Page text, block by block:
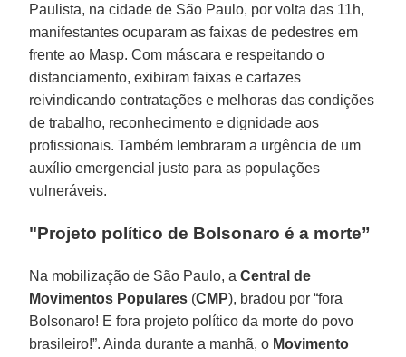
Paulista, na cidade de São Paulo, por volta das 11h,
manifestantes ocuparam as faixas de pedestres em
frente ao Masp. Com máscara e respeitando o
distanciamento, exibiram faixas e cartazes
reivindicando contratações e melhoras das condições
de trabalho, reconhecimento e dignidade aos
profissionais. Também lembraram a urgência de um
auxílio emergencial justo para as populações
vulneráveis.
"Projeto político de Bolsonaro é a morte”
Na mobilização de São Paulo, aCentral de
Movimentos Populares (CMP), bradou por “fora
Bolsonaro! E fora projeto político da morte do povo
brasileiro!”. Ainda durante a manhã, o Movimento